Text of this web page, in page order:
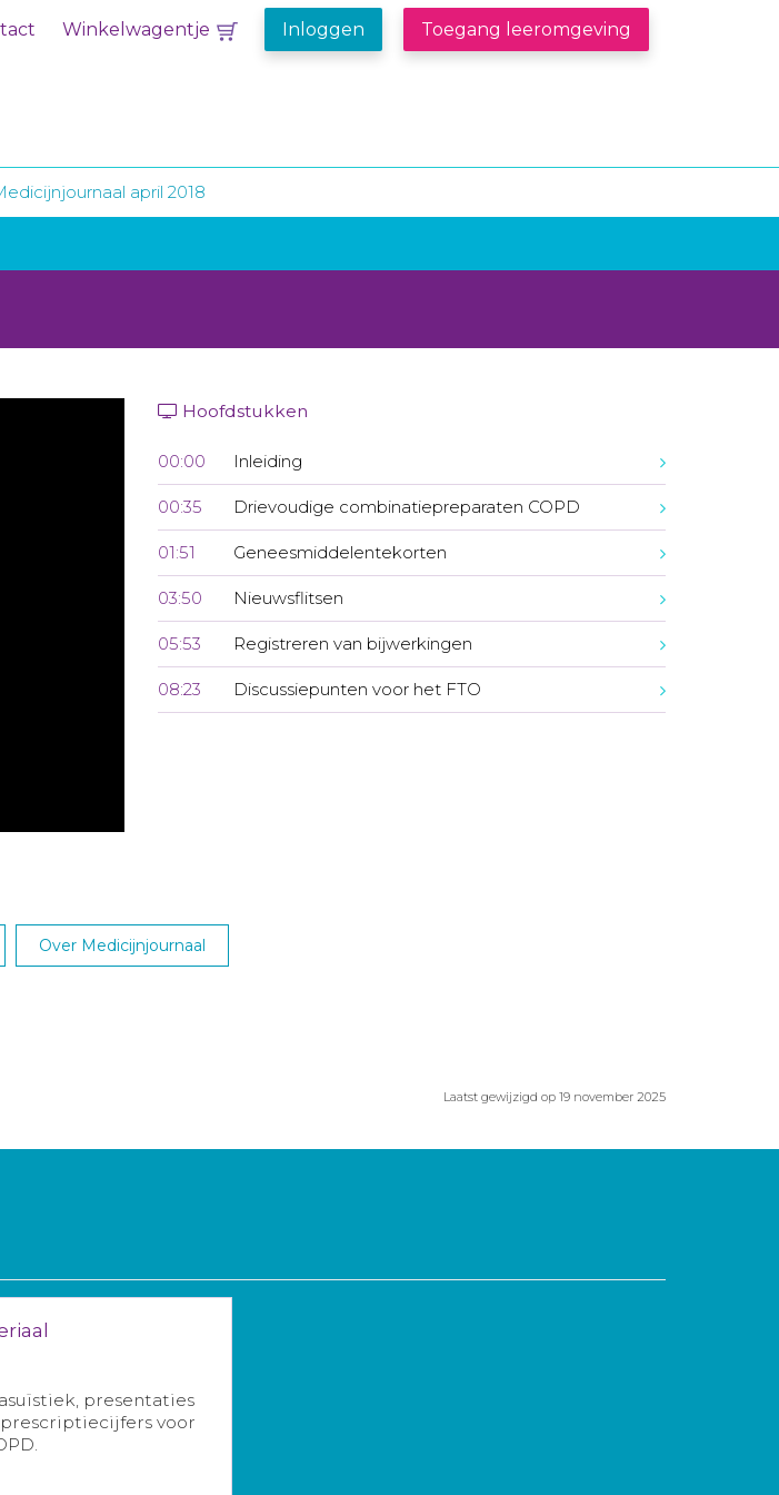
Winkelwagentje Inloggen Toegang leeromgeving
april 2018
Hoofdstukken
00:00 Inleiding
00:35 Drievoudige combinatiepreparaten COPD
01:51 Geneesmiddelentekorten
03:50 Nieuwsflitsen
05:53 Registreren van bijwerkingen
08:23 Discussiepunten voor het FTO
Over Medicijnjournaal
Laatst gewijzigd op 19 november 2025
presentaties
voor